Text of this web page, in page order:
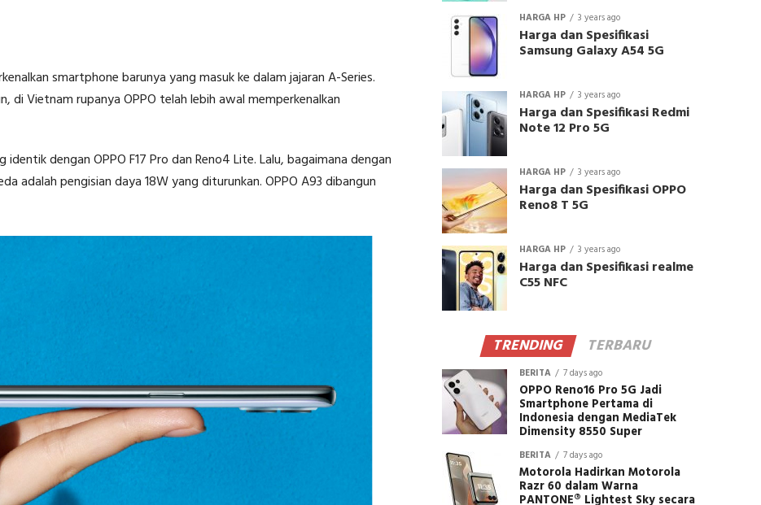
smartphone barunya yang masuk ke dalam jajaran A-Series.
di Vietnam rupanya OPPO telah lebih awal memperkenalkan
dengan OPPO F17 Pro dan Reno4 Lite. Lalu, bagaimana dengan
adalah pengisian daya 18W yang diturunkan. OPPO A93 dibangun
HARGA HP 3 years ago
Harga dan Spesifikasi
Samsung Galaxy A54 5G
HARGA HP 3 years ago
Harga dan Spesifikasi Redmi
Note 12 Pro 5G
HARGA HP 3 years ago
Harga dan Spesifikasi OPPO
Reno8 T 5G
HARGA HP 3 years ago
Harga dan Spesifikasi realme
C55 NFC
TRENDING TERBARU
BERITA 7 days ago
OPPO Reno16 Pro 5G Jadi
Smartphone Pertama di
Indonesia dengan MediaTek
Dimensity 8550 Super
BERITA 7 days ago
Motorola Hadirkan Motorola
Razr 60 dalam Warna
PANTONE® Lightest Sky secara